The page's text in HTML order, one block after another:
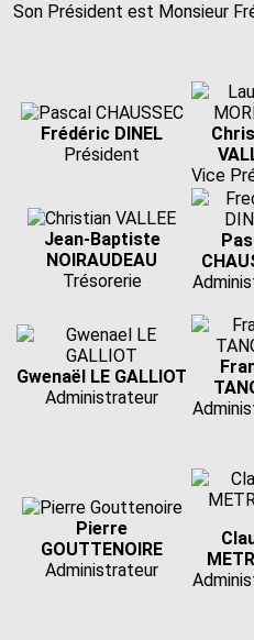
Son Président est Monsieur
Frédéric DINEL
Président
Vice
Jean-Baptiste
NOIRAUDEAU
Trésorerie
Gwenaël LE GALLIOT
Administrateur
Pierre
GOUTTENOIRE
Administrateur